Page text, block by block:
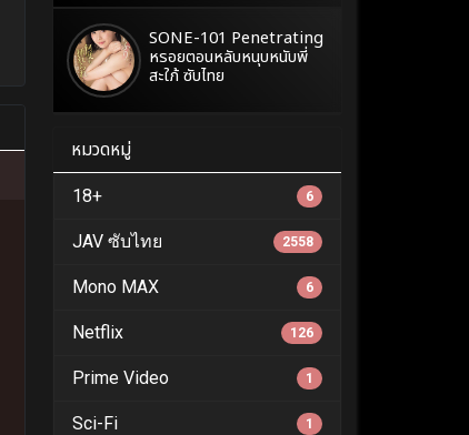
SONE-101 Penetrating
หรอยตอนหลับหนุบหนับพี่
สะใภ้ ซับไทย
หมวดหมู่
18+ 6
JAV ซับไทย 2558
Mono MAX 6
Netflix 126
Prime Video 1
Sci-Fi 1